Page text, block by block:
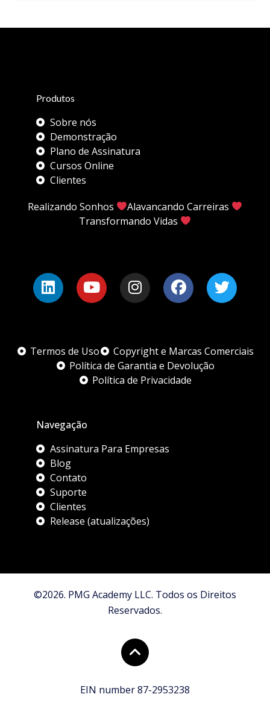
Produtos
Sobre nós
Demonstração
Plano de Assinatura
Cursos Online
Clientes
Realizando Sonhos
Alavancando Carreiras
Transformando Vidas
Termos de Uso
Copyright e Marcas Comerciais
Política de Garantia e Devolução
Política de Privacidade
Navegação
Assinatura Para Empresas
Blog
Contato
Suporte
Clientes
Release (atualizações)
©2026. PMG Academy LLC. Todos os Direitos
Reservados.
EIN number 87-2953238